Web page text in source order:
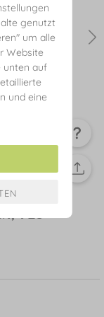
925
genutzt
um alle
Website
unten auf
und eine